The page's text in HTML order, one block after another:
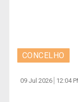
CONCELHO
09 Jul 2026 12:04